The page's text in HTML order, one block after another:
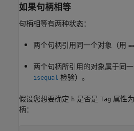
如果句柄相等
句柄相等有两种状态：
两个句柄引用同一个对象（用
两个句柄所引用的对象属于同
isequal 检验）。
假设您想要确定 h 是否是 Tag 属性为
柄：